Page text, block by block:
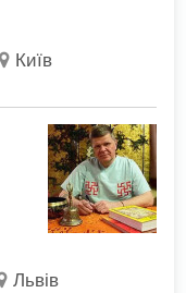
Київ
Львів